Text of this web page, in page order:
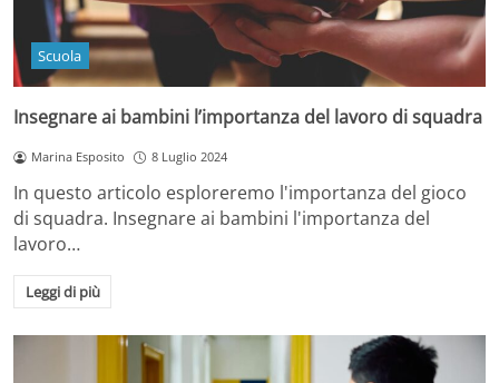
Scuola
Insegnare ai bambini l’importanza del lavoro di squadra
Marina Esposito 8 Luglio 2024
In questo articolo esploreremo l'importanza del gioco
di squadra. Insegnare ai bambini l'importanza del
lavoro…
Leggi di più